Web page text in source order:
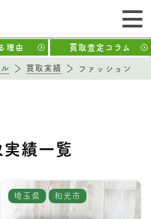
理由 買取査定コラム
買取実績 ファッション
績一覧
埼玉県 和光市